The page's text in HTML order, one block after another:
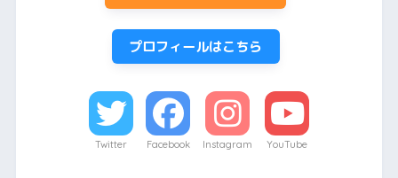
プロフィールはこちら
Twitter Facebook Instagram YouTube